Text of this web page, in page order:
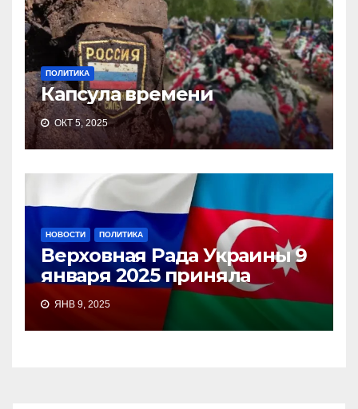
ПОЛИТИКА
Капсула времени
ОКТ 5, 2025
НОВОСТИ ПОЛИТИКА
Верховная Рада Украины 9
января 2025 приняла
ЯНВ 9, 2025